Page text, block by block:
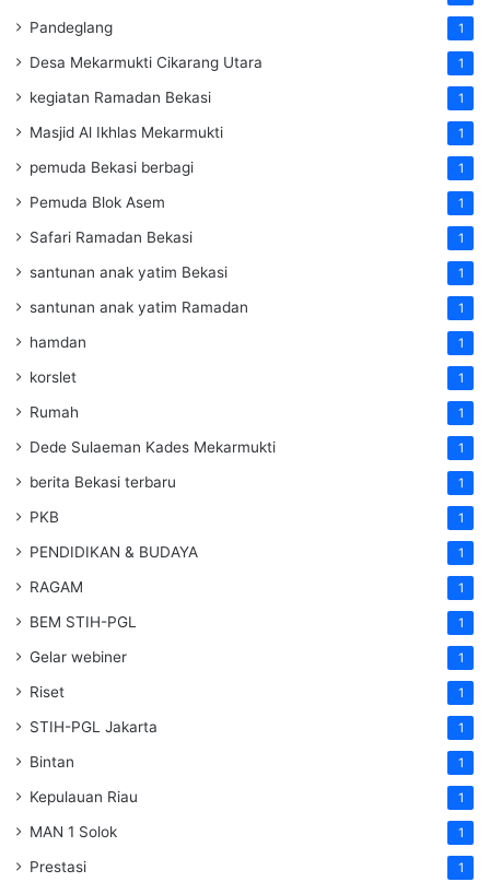
Pandeglang 1
Desa Mekarmukti Cikarang Utara 1
kegiatan Ramadan Bekasi 1
Masjid Al Ikhlas Mekarmukti 1
pemuda Bekasi berbagi 1
Pemuda Blok Asem 1
Safari Ramadan Bekasi 1
santunan anak yatim Bekasi 1
santunan anak yatim Ramadan 1
hamdan 1
korslet 1
Rumah 1
Dede Sulaeman Kades Mekarmukti 1
berita Bekasi terbaru 1
PKB 1
PENDIDIKAN & BUDAYA 1
RAGAM 1
BEM STIH-PGL 1
Gelar webiner 1
Riset 1
STIH-PGL Jakarta 1
Bintan 1
Kepulauan Riau 1
MAN 1 Solok 1
Prestasi 1